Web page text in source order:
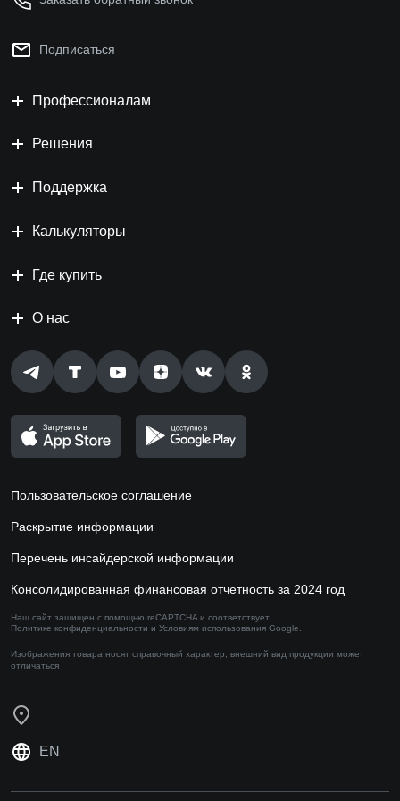
Подписаться
Профессионалам
Решения
Поддержка
Калькуляторы
Где купить
О нас
Пользовательское соглашение
Раскрытие информации
Перечень инсайдерской информации
Консолидированная финансовая отчетность за 2024 год
Наш сайт защищен с помощью reCAPTCHA и соответствует
Политике конфиденциальности и Условиям использования Google.
Изображения товара носят справочный характер, внешний вид продукции может
отличаться
EN